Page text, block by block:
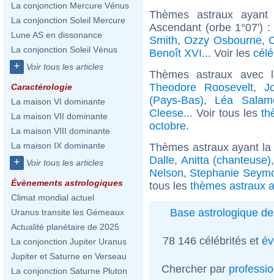
La conjonction Mercure Vénus
La conjonction Soleil Mercure
Lune AS en dissonance
La conjonction Soleil Vénus
+ Voir tous les articles
Caractérologie
La maison VI dominante
La maison VII dominante
La maison VIII dominante
La maison IX dominante
+ Voir tous les articles
Évènements astrologiques
Climat mondial actuel
Uranus transite les Gémeaux
Actualité planétaire de 2025
La conjonction Jupiter Uranus
Jupiter et Saturne en Verseau
La conjonction Saturne Pluton
Thèmes astraux
Ascendant (orbe 1°07') :
Smith,Ozzy Osbourne,
Benoît XVI... Voir les
Thèmes astraux
Theodore Roosevelt,
(Pays-Bas), Léa
Cleese... Voir tous les
octobre.
Thèmes astraux ayant
Dalle, Anitta (chanteuse)
Nelson, Stephanie
tous les thèmes astraux
Base astrologique
78 146 célébrités et
Chercher par